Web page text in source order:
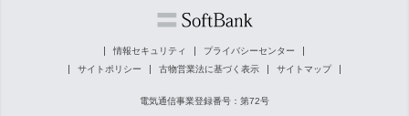
情報セキュリティ
プライバシーセンター
サイトポリシー
古物営業法に基づく表示 サイトマップ
電気通信事業登録番号：第72号